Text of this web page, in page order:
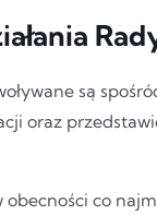
są
oraz
obecności co